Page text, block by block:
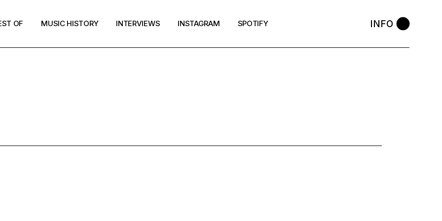
OF MUSIC HISTORY INTERVIEWS INSTAGRAM SPOTIFY INFO